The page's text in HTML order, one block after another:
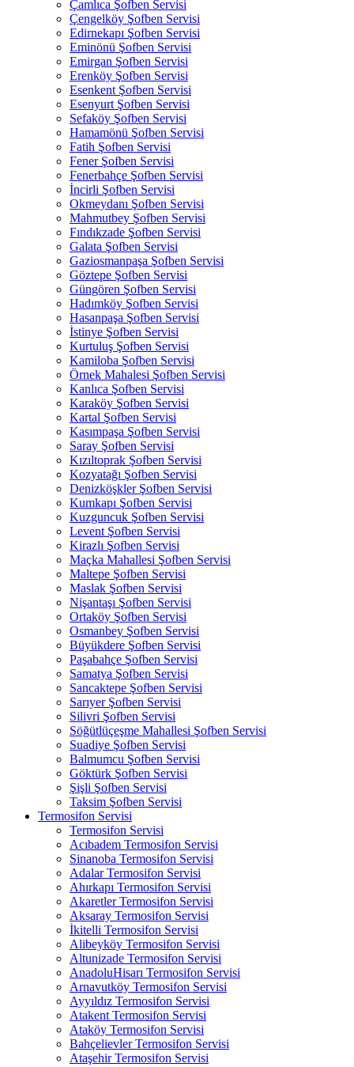
Çamlıca Şofben Servisi
Çengelköy Şofben Servisi
Edirnekapı Şofben Servisi
Eminönü Şofben Servisi
Emirgan Şofben Servisi
Erenköy Şofben Servisi
Esenkent Şofben Servisi
Esenyurt Şofben Servisi
Sefaköy Şofben Servisi
Hamamönü Şofben Servisi
Fatih Şofben Servisi
Fener Şofben Servisi
Fenerbahçe Şofben Servisi
İncirli Şofben Servisi
Okmeydanı Şofben Servisi
Mahmutbey Şofben Servisi
Fındıkzade Şofben Servisi
Galata Şofben Servisi
Gaziosmanpaşa Şofben Servisi
Göztepe Şofben Servisi
Güngören Şofben Servisi
Hadımköy Şofben Servisi
Hasanpaşa Şofben Servisi
İstinye Şofben Servisi
Kurtuluş Şofben Servisi
Kamiloba Şofben Servisi
Örnek Mahalesi Şofben Servisi
Kanlıca Şofben Servisi
Karaköy Şofben Servisi
Kartal Şofben Servisi
Kasımpaşa Şofben Servisi
Saray Şofben Servisi
Kızıltoprak Şofben Servisi
Kozyatağı Şofben Servisi
Denizköşkler Şofben Servisi
Kumkapı Şofben Servisi
Kuzguncuk Şofben Servisi
Levent Şofben Servisi
Kirazlı Şofben Servisi
Maçka Mahallesi Şofben Servisi
Maltepe Şofben Servisi
Maslak Şofben Servisi
Nişantaşı Şofben Servisi
Ortaköy Şofben Servisi
Osmanbey Şofben Servisi
Büyükdere Şofben Servisi
Paşabahçe Şofben Servisi
Samatya Şofben Servisi
Sancaktepe Şofben Servisi
Sarıyer Şofben Servisi
Silivri Şofben Servisi
Söğütlüçeşme Mahallesi Şofben Servisi
Suadiye Şofben Servisi
Balmumcu Şofben Servisi
Göktürk Şofben Servisi
Şişli Şofben Servisi
Taksim Şofben Servisi
Termosifon Servisi
Termosifon Servisi
Acıbadem Termosifon Servisi
Sinanoba Termosifon Servisi
Adalar Termosifon Servisi
Ahırkapı Termosifon Servisi
Akaretler Termosifon Servisi
Aksaray Termosifon Servisi
İkitelli Termosifon Servisi
Alibeyköy Termosifon Servisi
Altunizade Termosifon Servisi
AnadoluHisarı Termosifon Servisi
Arnavutköy Termosifon Servisi
Ayyıldız Termosifon Servisi
Atakent Termosifon Servisi
Ataköy Termosifon Servisi
Bahçelievler Termosifon Servisi
Ataşehir Termosifon Servisi